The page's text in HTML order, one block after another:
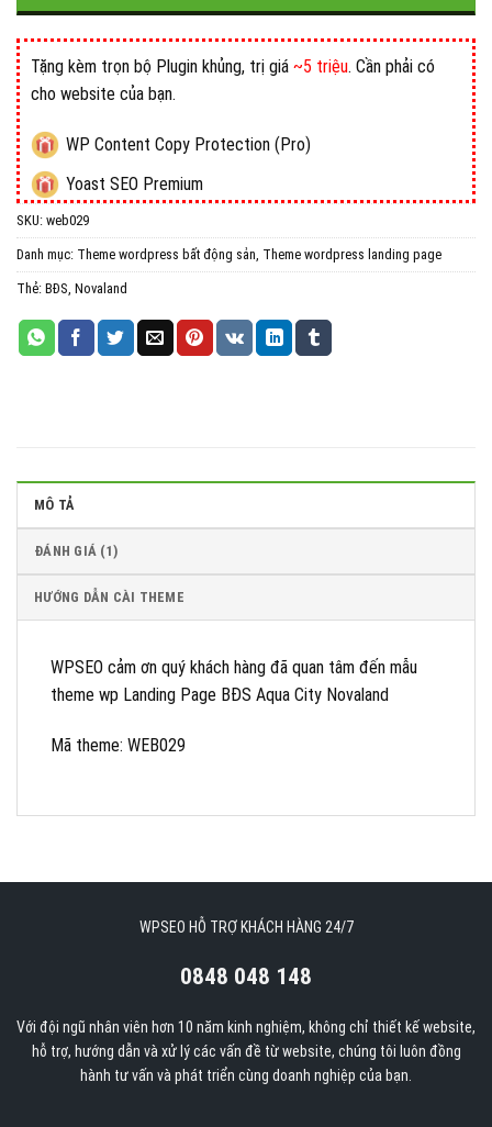
Tặng kèm trọn bộ Plugin khủng, trị giá ~5 triệu. Cần phải có
cho website của bạn.
WP Content Copy Protection (Pro)
Yoast SEO Premium
All in One WP Migration Unlimited Extension
iThemes Security Pro
Wordfence Security Premium
SKU: web029
Danh mục: Theme wordpress bất động sản, Theme wordpress landing page
Thẻ: BĐS, Novaland
MÔ TẢ
ĐÁNH GIÁ (1)
HƯỚNG DẪN CÀI THEME
WPSEO cảm ơn quý khách hàng đã quan tâm đến mẫu
theme wp Landing Page BĐS Aqua City Novaland
Mã theme: WEB029
WPSEO HỖ TRỢ KHÁCH HÀNG 24/7
0848 048 148
Với đội ngũ nhân viên hơn 10 năm kinh nghiệm, không chỉ thiết kế website,
hỗ trợ, hướng dẫn và xử lý các vấn đề từ website, chúng tôi luôn đồng
hành tư vấn và phát triển cùng doanh nghiệp của bạn.